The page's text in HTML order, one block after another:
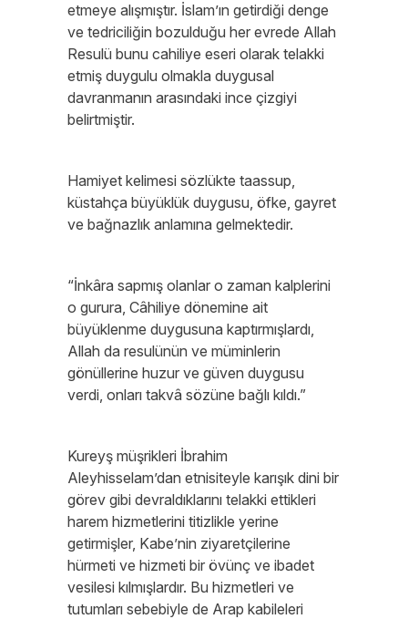
etmeye alışmıştır. İslam’ın getirdiği denge
ve tedriciliğin bozulduğu her evrede Allah
Resulü bunu cahiliye eseri olarak telakki
etmiş duygulu olmakla duygusal
davranmanın arasındaki ince çizgiyi
belirtmiştir.
Hamiyet kelimesi sözlükte taassup,
küstahça büyüklük duygusu, öfke, gayret
ve bağnazlık anlamına gelmektedir.
“İnkâra sapmış olanlar o zaman kalplerini
o gurura, Câhiliye dönemine ait
büyüklenme duygusuna kaptırmışlardı,
Allah da resulünün ve müminlerin
gönüllerine huzur ve güven duygusu
verdi, onları takvâ sözüne bağlı kıldı.”
Kureyş müşrikleri İbrahim
Aleyhisselam’dan etnisiteyle karışık dini bir
görev gibi devraldıklarını telakki ettikleri
harem hizmetlerini titizlikle yerine
getirmişler, Kabe’nin ziyaretçilerine
hürmeti ve hizmeti bir övünç ve ibadet
vesilesi kılmışlardır. Bu hizmetleri ve
tutumları sebebiyle de Arap kabileleri